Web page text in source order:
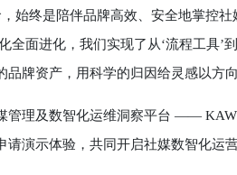
终是陪伴品牌高效、安全地掌控社
全面进化，我们实现了从‘流程工具’
品牌资产，用科学的归因给灵感以方
理及数智化运维洞察平台 ——
请演示体验，共同开启社媒数智化运